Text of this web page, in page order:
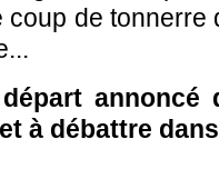
de tonnerre
à débattre